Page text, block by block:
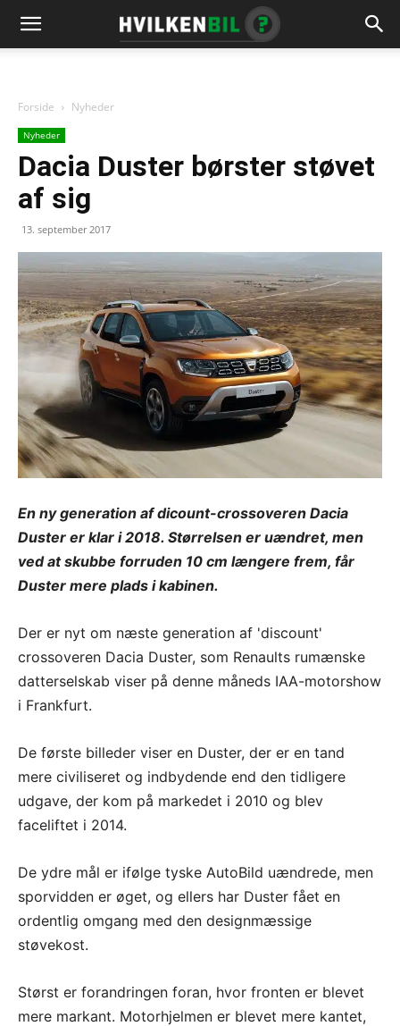
Forside Nyheder
Nyheder
Dacia Duster børster støvet
af sig
13. september 2017
En ny generation af dicount-crossoveren Dacia
Duster er klar i 2018. Størrelsen er uændret, men
ved at skubbe forruden 10 cm længere frem, får
Duster mere plads i kabinen.
Der er nyt om næste generation af 'discount'
crossoveren Dacia Duster, som Renaults rumænske
datterselskab viser på denne måneds IAA-motorshow
i Frankfurt.
De første billeder viser en Duster, der er en tand
mere civiliseret og indbydende end den tidligere
udgave, der kom på markedet i 2010 og blev
faceliftet i 2014.
De ydre mål er ifølge tyske AutoBild uændrede, men
sporvidden er øget, og ellers har Duster fået en
ordentlig omgang med den designmæssige
støvekost.
Størst er forandringen foran, hvor fronten er blevet
mere markant. Motorhjelmen er blevet mere kantet,